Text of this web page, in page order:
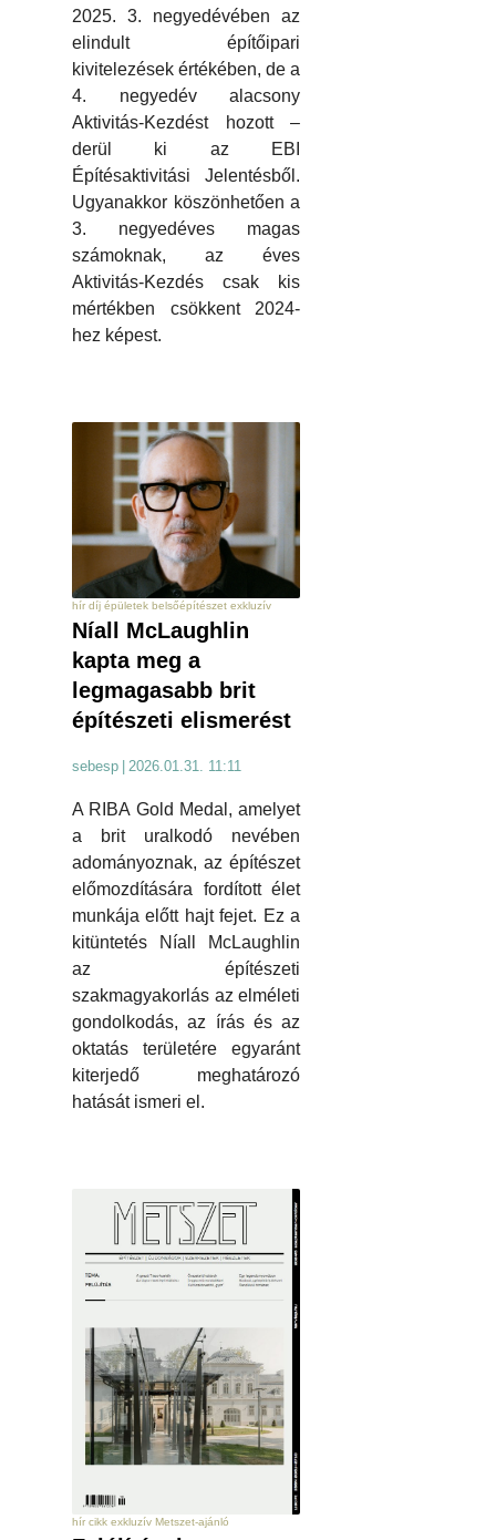
2025. 3. negyedévében az
elindult építőipari
kivitelezések értékében, de a
4. negyedév alacsony
Aktivitás-Kezdést hozott –
derül ki az EBI
Építésaktivitási Jelentésből.
Ugyanakkor köszönhetően a
3. negyedéves magas
számoknak, az éves
Aktivitás-Kezdés csak kis
mértékben csökkent 2024-
hez képest.
hír díj épületek belsőépítészet exkluzív
Níall McLaughlin
kapta meg a
legmagasabb brit
építészeti elismerést
sebesp | 2026.01.31. 11:11
A RIBA Gold Medal, amelyet
a brit uralkodó nevében
adományoznak, az építészet
előmozdítására fordított élet
munkája előtt hajt fejet. Ez a
kitüntetés Níall McLaughlin
az építészeti
szakmagyakorlás az elméleti
gondolkodás, az írás és az
oktatás területére egyaránt
kiterjedő meghatározó
hatását ismeri el.
hír cikk exkluzív Metszet-ajánló